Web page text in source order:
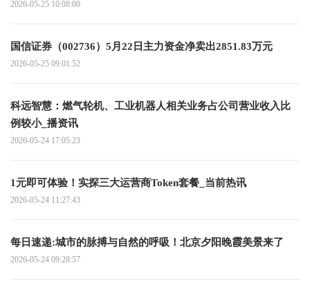
2026-05-25 10:08:00
国信证券（002736）5月22日主力资金净卖出2851.83万元
2026-05-25 09:01:52
科远智慧：燃气轮机、工业机器人相关业务占公司营业收入比
例较小_播资讯
2026-05-24 17:05:23
1元即可体验！实探三大运营商Token套餐_当前热讯
2026-05-24 11:27:43
每日速递:城市的脉搏与自然的呼吸！北京夕阳晚霞美景来了
2026-05-24 09:28:57